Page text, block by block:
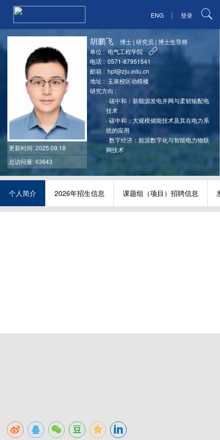
ENG | 登录
更新时间: 2025.09.18
总访问量: 63643
胡鹏飞 博士 |研究员 |博士生导师
单位 : 电气工程学院
电话 : 0571-87951541
邮箱 : hpf@zju.edu.cn
地址 : 玉泉校区动模楼
研究方向 :
·碳中和：新能源发电并网与柔韧输配电
技术
·碳中和：大规模储能技术及其在电力系
统的应用
·数字经济：能源数字化与智能电力物联
网技术
个人简介 2026年招生信息 课题组（项目）招聘信息